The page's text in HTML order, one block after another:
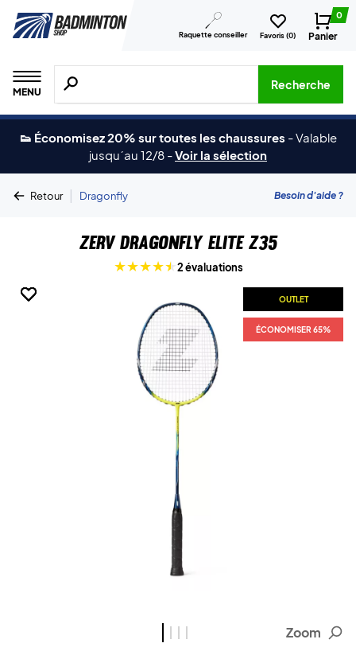
Raquette conseiller Favoris (0)
0
Panier
MENU
Recherche de produits, de marques, etc.
Recherche
👟 Économisez 20% sur toutes les chaussures -Valable
jusqu´au 12/8 -Voir la sélection
Retour | Dragonfly Besoin d'aide ?
ZERV Dragonfly Elite Z35
2 évaluations
OUTLET
ÉCONOMISER 65%
OUTLET
ÉCONOMISER 65%
OUTLET
ÉCONOMISER 65%
OUTLET
ÉCONOMISER 65%
Zoom